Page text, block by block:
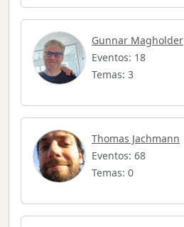
Gunnar Magholder
Eventos: 18
Temas: 3
Thomas Jachmann
Eventos: 68
Temas: 0